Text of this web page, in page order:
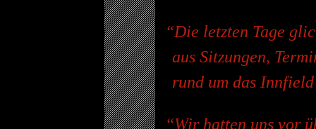
Die letzten Tage
aus Sitzungen,
rund um das
Wir hatten uns vor